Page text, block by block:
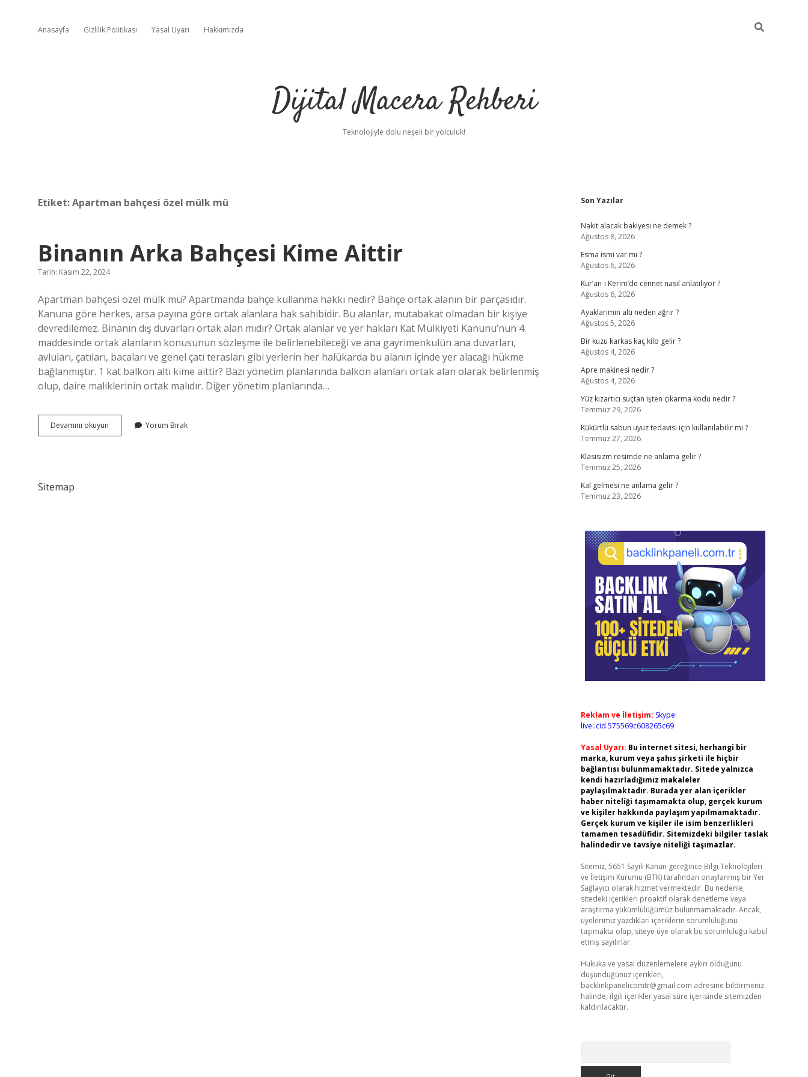
Anasayfa Gizlilik Politikası Yasal Uyarı Hakkımızda
Dijital Macera Rehberi
Teknolojiyle dolu neşeli bir yolculuk!
Etiket:Apartman bahçesi özel mülk mü
Binanın Arka Bahçesi Kime Aittir
Tarih: Kasım 22, 2024
Apartman bahçesi özel mülk mü? Apartmanda bahçe kullanma hakkı nedir? Bahçe ortak alanın bir parçasıdır.
Kanuna göre herkes, arsa payına göre ortak alanlara hak sahibidir. Bu alanlar, mutabakat olmadan bir kişiye
devredilemez. Binanın dış duvarları ortak alan mıdır? Ortak alanlar ve yer hakları Kat Mülkiyeti Kanunu’nun 4.
maddesinde ortak alanların konusunun sözleşme ile belirlenebileceği ve ana gayrimenkulün ana duvarları,
avluları, çatıları, bacaları ve genel çatı terasları gibi yerlerin her halükarda bu alanın içinde yer alacağı hükme
bağlanmıştır. 1 kat balkon altı kime aittir? Bazı yönetim planlarında balkon alanları ortak alan olarak belirlenmiş
olup, daire maliklerinin ortak malıdır. Diğer yönetim planlarında…
Devamını okuyun
Arka
Yorum Bırak
Sitemap
Sidebar
Son Yazılar
Nakit alacak bakiyesi ne demek ?
Ağustos 8, 2026
Esma ismi var mı ?
Ağustos 6, 2026
Kur’an-ı Kerim’de cennet nasıl anlatılıyor ?
Ağustos 6, 2026
Ayaklarımın altı neden ağrır ?
Ağustos 5, 2026
Bir kuzu karkas kaç kilo gelir ?
Ağustos 4, 2026
Apre makinesi nedir ?
Ağustos 4, 2026
Yüz kızartıcı suçtan işten çıkarma kodu nedir ?
Temmuz 29, 2026
Kükürtlü sabun uyuz tedavisi için kullanılabilir mi ?
Temmuz 27, 2026
Klasisizm resimde ne anlama gelir ?
Temmuz 25, 2026
Kal gelmesi ne anlama gelir ?
Temmuz 23, 2026
Reklam ve İletişim: Skype:
live:.cid.575569c608265c69
Yasal Uyarı: Bu internet sitesi, herhangi bir
marka, kurum veya şahıs şirketi ile hiçbir
bağlantısı bulunmamaktadır. Sitede yalnızca
kendi hazırladığımız makaleler
paylaşılmaktadır. Burada yer alan içerikler
haber niteliği taşımamakta olup, gerçek kurum
ve kişiler hakkında paylaşım yapılmamaktadır.
Gerçek kurum ve kişiler ile isim benzerlikleri
tamamen tesadüfidir. Sitemizdeki bilgiler taslak
halindedir ve tavsiye niteliği taşımazlar.
Sitemiz, 5651 Sayılı Kanun gereğince Bilgi Teknolojileri
ve İletişim Kurumu (BTK) tarafından onaylanmış bir Yer
Sağlayıcı olarak hizmet vermektedir. Bu nedenle,
sitedeki içerikleri proaktif olarak denetleme veya
araştırma yükümlülüğümüz bulunmamaktadır. Ancak,
üyelerimiz yazdıkları içeriklerin sorumluluğunu
taşımakta olup, siteye üye olarak bu sorumluluğu kabul
etmiş sayılırlar.
Hukuka ve yasal düzenlemelere aykırı olduğunu
düşündüğünüz içerikleri,
backlinkpanelicomtr@gmail.com adresine bildirmeniz
halinde, ilgili içerikler yasal süre içerisinde sitemizden
kaldırılacaktır.